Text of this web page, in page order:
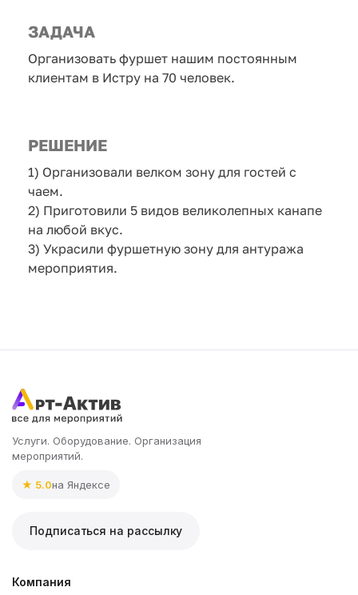
ЗАДАЧА
Организовать фуршет нашим постоянным
клиентам в Истру на 70 человек.
РЕШЕНИЕ
1) Организовали велком зону для гостей с
чаем.
2) Приготовили 5 видов великолепных канапе
на любой вкус.
3) Украсили фуршетную зону для антуража
мероприятия.
Услуги. Оборудование. Организация
мероприятий.
★ 5.0на Яндексе
Подписаться на рассылку
Компания